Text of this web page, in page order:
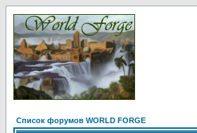
Список форумов WORLD FORGE